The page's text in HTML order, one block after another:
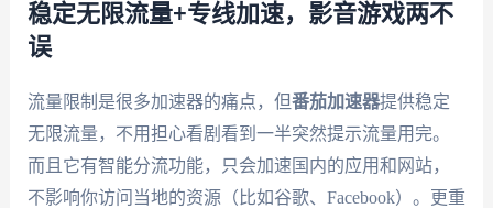
稳定无限流量+专线加速，影音游戏两不
误
流量限制是很多加速器的痛点，但番茄加速器提供稳定
无限流量，不用担心看剧看到一半突然提示流量用完。
而且它有智能分流功能，只会加速国内的应用和网站，
不影响你访问当地的资源（比如谷歌、Facebook）。更重